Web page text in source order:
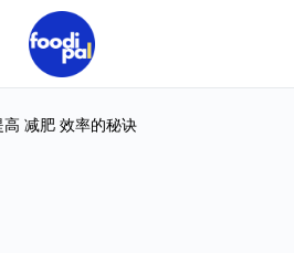
高 减肥 效率的秘诀